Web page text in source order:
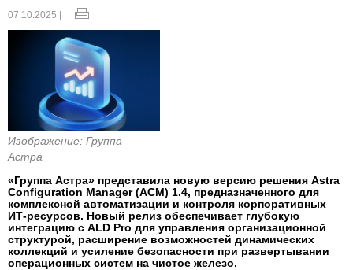
07.10.2025 |
Изображение: Группа
Астра
«Группа Астра» представила новую версию решения Astra
Configuration Manager (ACM) 1.4, предназначенного для
комплексной автоматизации и контроля корпоративных
ИТ-ресурсов. Новый релиз обеспечивает глубокую
интеграцию с ALD Pro для управления организационной
структурой, расширение возможностей динамических
коллекций и усиление безопасности при развертывании
операционных систем на чистое железо.